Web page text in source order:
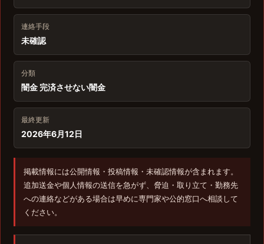
連絡手段
未確認
分類
闇金 完済させない闇金
最終更新
2026年6月12日
掲載情報には公開情報・投稿情報・未確認情報が含まれます。
追加送金や個人情報の送信を急がず、脅迫・取り立て・勤務先
への連絡などがある場合は早めに専門家や公的窓口へ相談して
ください。